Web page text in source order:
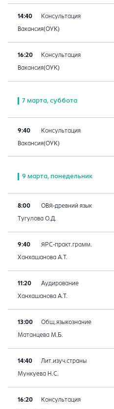
14:40 Консультация
Вакансия(ОУК)
16:20 Консультация
Вакансия(ОУК)
7 марта, суббота
9:40 Консультация
Вакансия(ОУК)
9 марта, понедельник
8:00 ОВЯ-древний язык
Тугулова О.Д.
9:40 ЯРС-практ.грамм.
Ханхашанова А.Т.
11:20 Аудирование
Ханхашанова А.Т.
13:00 Общ.языкознание
Матанцева М.Б.
14:40 Лит.изуч.страны
Мункуева Н.С.
16:20 Консультация